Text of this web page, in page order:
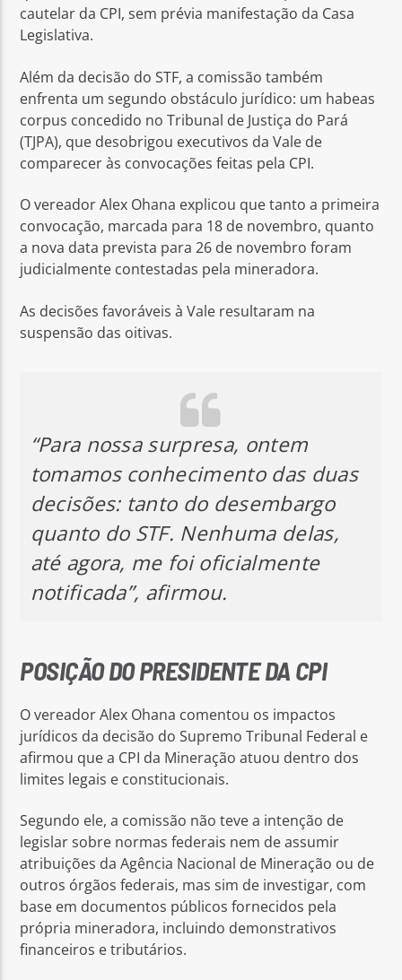
cautelar da CPI, sem prévia manifestação da Casa
Legislativa.
Além da decisão do STF, a comissão também
enfrenta um segundo obstáculo jurídico: um habeas
corpus concedido no Tribunal de Justiça do Pará
(TJPA), que desobrigou executivos da Vale de
comparecer às convocações feitas pela CPI.
O vereador Alex Ohana explicou que tanto a primeira
convocação, marcada para 18 de novembro, quanto
a nova data prevista para 26 de novembro foram
judicialmente contestadas pela mineradora.
As decisões favoráveis à Vale resultaram na
suspensão das oitivas.
“Para nossa surpresa, ontem
tomamos conhecimento das duas
decisões: tanto do desembargo
quanto do STF. Nenhuma delas,
até agora, me foi oficialmente
notificada”, afirmou.
POSIÇÃO DO PRESIDENTE DA CPI
O vereador Alex Ohana comentou os impactos
jurídicos da decisão do Supremo Tribunal Federal e
afirmou que a CPI da Mineração atuou dentro dos
limites legais e constitucionais.
Segundo ele, a comissão não teve a intenção de
legislar sobre normas federais nem de assumir
atribuições da Agência Nacional de Mineração ou de
outros órgãos federais, mas sim de investigar, com
base em documentos públicos fornecidos pela
própria mineradora, incluindo demonstrativos
financeiros e tributários.